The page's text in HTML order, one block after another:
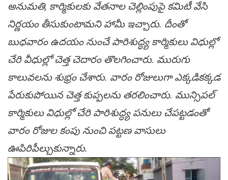
అనుమతి, కార్మికులకు వేతనాల చెల్లింపుపై కమిటీ వేసి
నిర్ణయం తీసుకుంటామని హామీ ఇచ్చారు. దీంతో
బుధవారం ఉదయం నుంచే పారిశుద్ధ్య కార్మికులు విధుల్లో
చేరి వీధుల్లో చెత్త చెదారం తొలగించారు. మురుగు
కాలువలను శుభ్రం చేశారు. వారం రోజులుగా ఎక్కడికక్కడ
పేరుకుపోయిన చెత్త కుప్పలను తరలించారు. మున్సిపల్
కార్మికులు విధుల్లో చేరి పారిశుద్ధ్య ప‌నులు చేప‌ట్ట‌డంతో
వారం రోజుల‌ కంపు నుంచి పట్టణ వాసులు
ఊపిరిపీల్చుకున్నారు.